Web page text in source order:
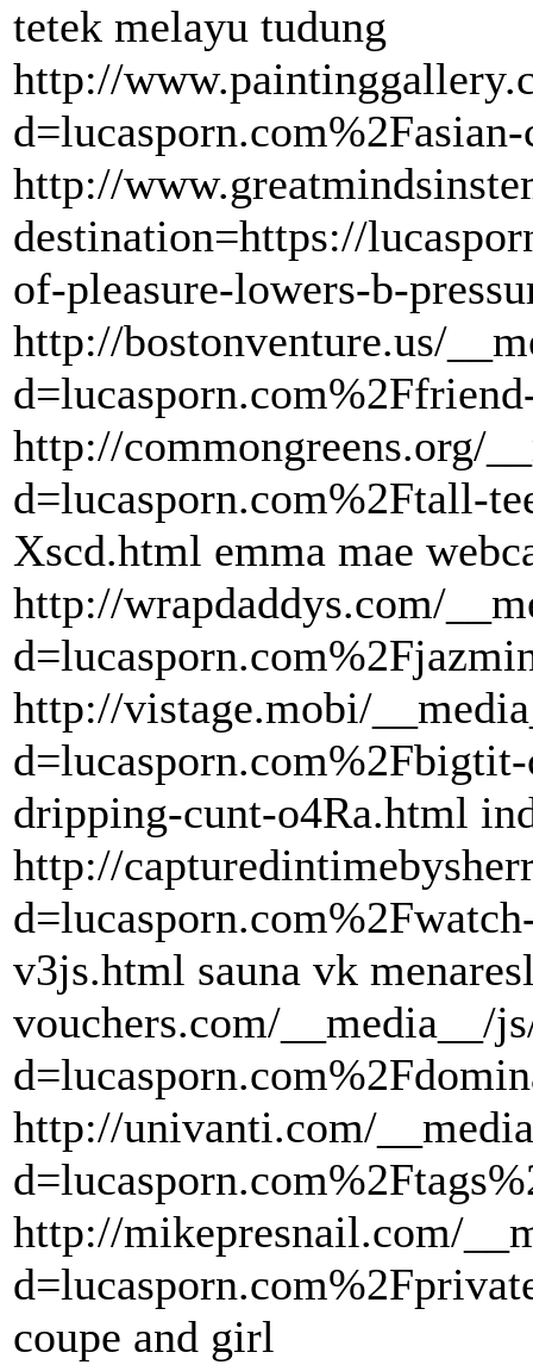
tetek melayu tudung
http://
http://
destination=https://
of-pleasure-lowers-b-
http://bostonventure.us/
http://commongreens.org/
d=lucasporn.com%2Ftall-
Xscd.html emma mae
http://wrapdaddys.com/
http://vistage.mobi/
dripping-cunt-o4Ra.html
http://
v3js.html sauna vk
vouchers.com/__media__/
http://univanti.com/
http://mikepresnail.com/
coupe and girl